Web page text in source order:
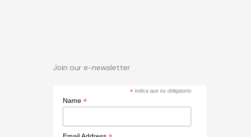
Join our e-newsletter
* indica que es obligatorio
Name*